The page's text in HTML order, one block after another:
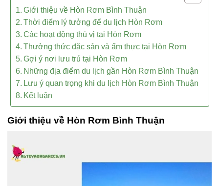
Giới thiệu về Hòn Rơm Bình Thuận
Thời điểm lý tưởng để du lịch Hòn Rơm
Các hoạt động thú vị tại Hòn Rơm
Thưởng thức đặc sản và ẩm thực tại Hòn Rơm
Gợi ý nơi lưu trú tại Hòn Rơm
Những địa điểm du lịch gần Hòn Rơm Bình Thuận
Lưu ý quan trọng khi du lịch Hòn Rơm Bình Thuận
Kết luận
Giới thiệu về Hòn Rơm Bình Thuận